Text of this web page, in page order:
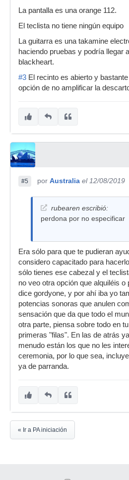
La pantalla es una orange 112.
El teclista no tiene ningún equipo
La guitarra es una takamine
haciendo pruebas y podría llegar
blackheart.
#3 El recinto es abierto y
opción de no amplificar la
#5 por Australia el 12/08/2019
rubearen escribió:
perdona por no especificar
Era sólo para que te pudieran
considero capacitado para
sólo tienes ese cabezal y el
no veo otra opción que alquiléis
dice gordyone, y por ahí iba yo
potencias sonoras que anulen
sensación que da que todo el
otra parte, piensa sobre todo en
primeras "filas". En las de atrás
menudo están los que no les
ceremonia, por lo que sea,
ya de parranda.
« Ir a PA iniciación